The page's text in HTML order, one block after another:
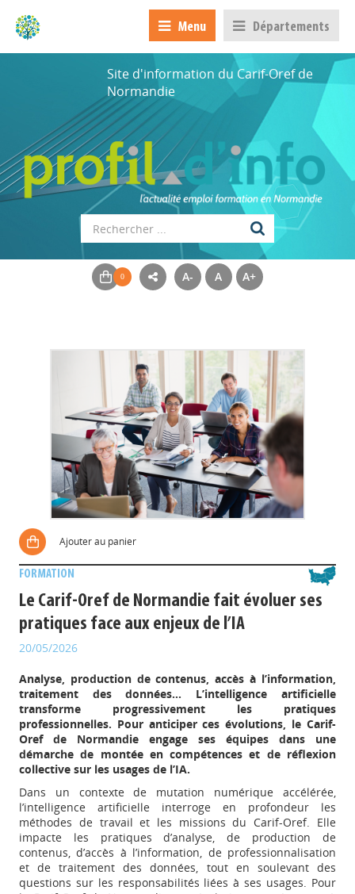
Menu Départements
Site d'information du Carif-Oref de
Normandie
A- A A+
Ajouter au panier
FORMATION
Le Carif-Oref de Normandie fait évoluer ses
pratiques face aux enjeux de l’IA
20/05/2026
Analyse, production de contenus, accès à l’information,
traitement des données… L’intelligence artificielle
transforme progressivement les pratiques
professionnelles. Pour anticiper ces évolutions, le Carif-
Oref de Normandie engage ses équipes dans une
démarche de montée en compétences et de réflexion
collective sur les usages de l’IA.
Dans un contexte de mutation numérique accélérée,
l’intelligence artificielle interroge en profondeur les
méthodes de travail et les missions du Carif-Oref. Elle
impacte les pratiques d’analyse, de production de
contenus, d’accès à l’information, de professionnalisation
et de traitement des données, tout en soulevant des
questions sur les responsabilités liées à ses usages. Pour